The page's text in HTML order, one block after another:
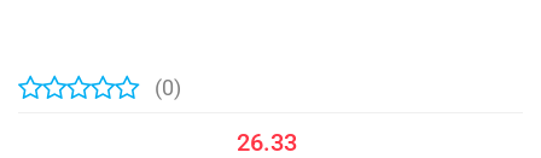
(0)
26.33